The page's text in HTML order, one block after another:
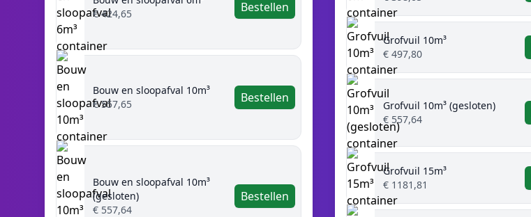
€ 424,65
Bestellen
Bouw en sloopafval 10m³
€ 557,65
Bestellen
Bouw en sloopafval 10m³
(gesloten)
€ 557,64
Bestellen
Grofvuil 10m³
€ 497,80
Grofvuil 10m³ (gesloten)
€ 557,64
Grofvuil 15m³
€ 1181,81